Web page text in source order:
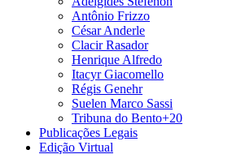
Antônio Frizzo
César Anderle
Clacir Rasador
Henrique Alfredo
Itacyr Giacomello
Régis Genehr
Suelen Marco Sassi
Tribuna do Bento+20
Publicações Legais
Edição Virtual